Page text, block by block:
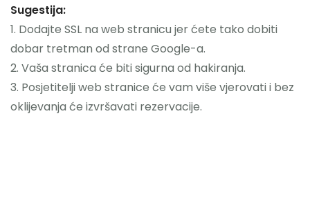
Sugestija:
1. Dodajte SSL na web stranicu jer ćete tako dobiti
dobar tretman od strane Google-a.
2. Vaša stranica će biti sigurna od hakiranja.
3. Posjetitelji web stranice će vam više vjerovati i bez
oklijevanja će izvršavati rezervacije.